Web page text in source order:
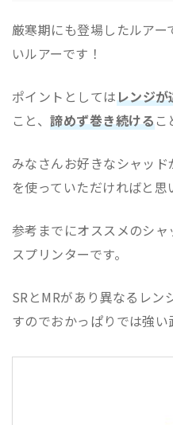
厳寒期にも登場したルア
いルアーです！
ポイントとしてはレンジ
こと、諦めず巻き続けるこ
みなさんお好きなシャッ
を使っていただければと思
参考までにオススメのシ
スプリンターです。
SRとMRがあり異なるレン
すのでおかっぱりでは強い